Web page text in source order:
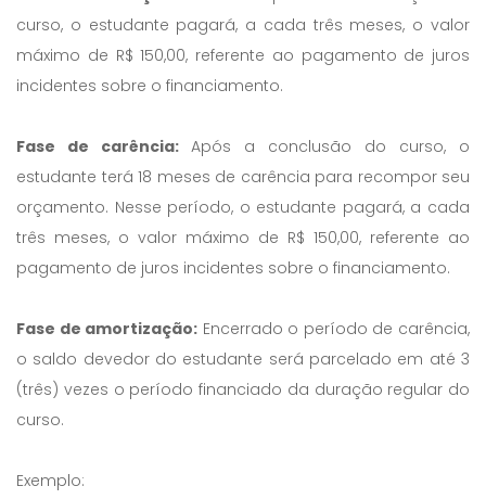
curso, o estudante pagará, a cada três meses, o valor
máximo de R$ 150,00, referente ao pagamento de juros
incidentes sobre o financiamento.
Fase de carência: Após a conclusão do curso, o
estudante terá 18 meses de carência para recompor seu
orçamento. Nesse período, o estudante pagará, a cada
três meses, o valor máximo de R$ 150,00, referente ao
pagamento de juros incidentes sobre o financiamento.
Fase de amortização: Encerrado o período de carência,
o saldo devedor do estudante será parcelado em até 3
(três) vezes o período financiado da duração regular do
curso.
Exemplo: